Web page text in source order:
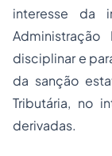
interesse da
disciplinar e
da sanção
Tributária, no
derivadas.